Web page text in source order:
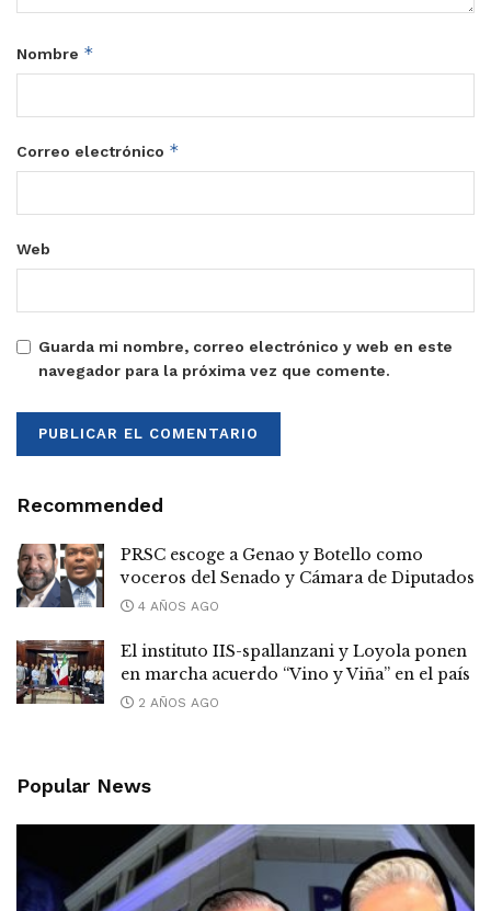
Nombre *
Correo electrónico *
Web
Guarda mi nombre, correo electrónico y web en este
navegador para la próxima vez que comente.
Recommended
PRSC escoge a Genao y Botello como
voceros del Senado y Cámara de Diputados
4 AÑOS AGO
El instituto IIS-spallanzani y Loyola ponen
en marcha acuerdo “Vino y Viña” en el país
2 AÑOS AGO
Popular News